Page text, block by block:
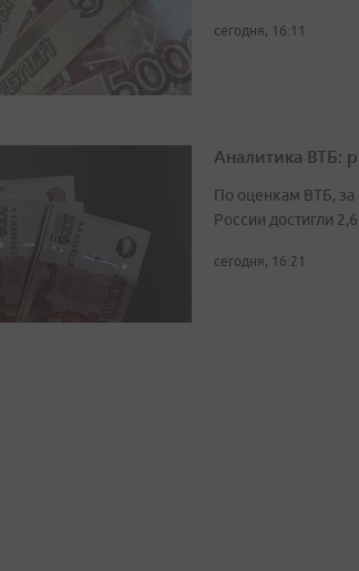
сегодня, 16:11
Аналитика ВТБ:
По оценкам ВТБ, за
России достигли
сегодня, 16:21